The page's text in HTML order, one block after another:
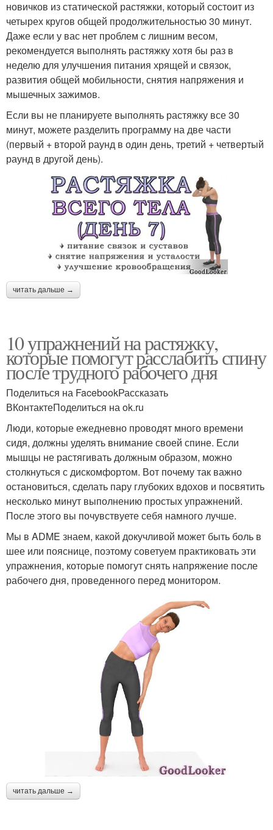
новичков из статической растяжки, который состоит из
четырех кругов общей продолжительностью 30 минут.
Даже если у вас нет проблем с лишним весом,
рекомендуется выполнять растяжку хотя бы раз в
неделю для улучшения питания хрящей и связок,
развития общей мобильности, снятия напряжения и
мышечных зажимов.
Если вы не планируете выполнять растяжку все 30
минут, можете разделить программу на две части
(первый + второй раунд в один день, третий + четвертый
раунд в другой день).
читать дальше →
10 упражнений на растяжку,
которые помогут расслабить спину
после трудного рабочего дня
Поделиться на FacebookРассказать
ВКонтактеПоделиться на ok.ru
Люди, которые ежедневно проводят много времени
сидя, должны уделять внимание своей спине. Если
мышцы не растягивать должным образом, можно
столкнуться с дискомфортом. Вот почему так важно
остановиться, сделать пару глубоких вдохов и посвятить
несколько минут выполнению простых упражнений.
После этого вы почувствуете себя намного лучше.
Мы в ADME знаем, какой докучливой может быть боль в
шее или пояснице, поэтому советуем практиковать эти
упражнения, которые помогут снять напряжение после
рабочего дня, проведенного перед монитором.
читать дальше →